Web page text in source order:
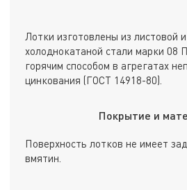
Лотки изготовлены из листовой
холоднокатаной стали марки 08
горячим способом в агрегатах
цинкования (ГОСТ 14918-80).
Покрытие и
Поверхность лотков не имеет
вмятин.